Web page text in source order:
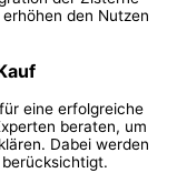
den Nutzen
eine erfolgreiche
beraten, um
Dabei werden